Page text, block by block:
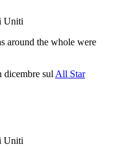
Uniti
around the whole were
dicembre sulAll Star
Uniti